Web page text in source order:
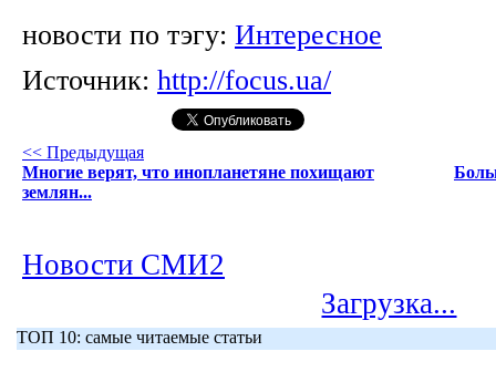
новости по тэгу: Интересное
Источник: http://focus.ua/
<< Предыдущая
Многие верят, что инопланетяне похищают
землян...
Новости СМИ2
Загрузка...
ТОП 10: самые читаемые статьи